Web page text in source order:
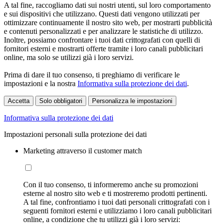
A tal fine, raccogliamo dati sui nostri utenti, sul loro comportamento
e sui dispositivi che utilizzano. Questi dati vengono utilizzati per
ottimizzare continuamente il nostro sito web, per mostrarti pubblicità
e contenuti personalizzati e per analizzare le statistiche di utilizzo.
Inoltre, possiamo confrontare i tuoi dati crittografati con quelli di
fornitori esterni e mostrarti offerte tramite i loro canali pubblicitari
online, ma solo se utilizzi già i loro servizi.
Prima di dare il tuo consenso, ti preghiamo di verificare le
impostazioni e la nostra Informativa sulla protezione dei dati.
Accetta Solo obbligatori Personalizza le impostazioni
Informativa sulla protezione dei dati
Impostazioni personali sulla protezione dei dati
Marketing attraverso il customer match
Con il tuo consenso, ti informeremo anche su promozioni
esterne al nostro sito web e ti mostreremo prodotti pertinenti.
A tal fine, confrontiamo i tuoi dati personali crittografati con i
seguenti fornitori esterni e utilizziamo i loro canali pubblicitari
online, a condizione che tu utilizzi già i loro servizi: